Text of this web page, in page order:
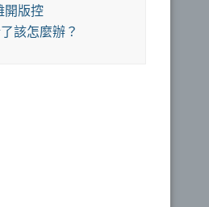
開版控
該怎麼辦？